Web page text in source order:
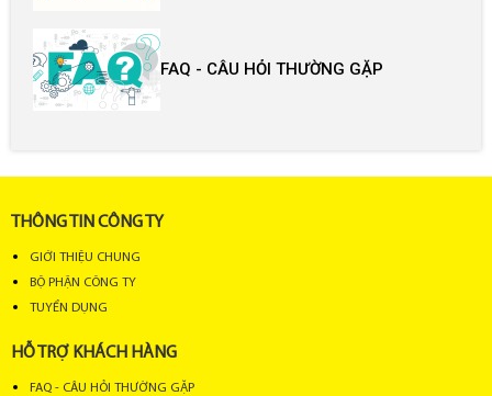
FAQ - CÂU HỎI THƯỜNG GẶP
THÔNG TIN CÔNG TY
GIỚI THIỆU CHUNG
BỘ PHẬN CÔNG TY
TUYỂN DỤNG
HỖ TRỢ KHÁCH HÀNG
FAQ - CÂU HỎI THƯỜNG GẶP